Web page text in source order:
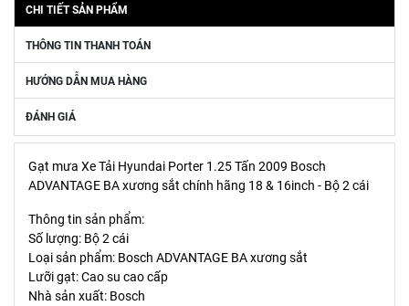
CHI TIẾT SẢN PHẨM
THÔNG TIN THANH TOÁN
HƯỚNG DẪN MUA HÀNG
ĐÁNH GIÁ
Gạt mưa Xe Tải Hyundai Porter 1.25 Tấn 2009 Bosch
ADVANTAGE BA xương sắt chính hãng 18 & 16inch - Bộ 2 cái
Thông tin sản phẩm:
Số lượng: Bộ 2 cái
Loại sản phẩm: Bosch ADVANTAGE BA xương sắt
Lưỡi gạt: Cao su cao cấp
Nhà sản xuất: Bosch